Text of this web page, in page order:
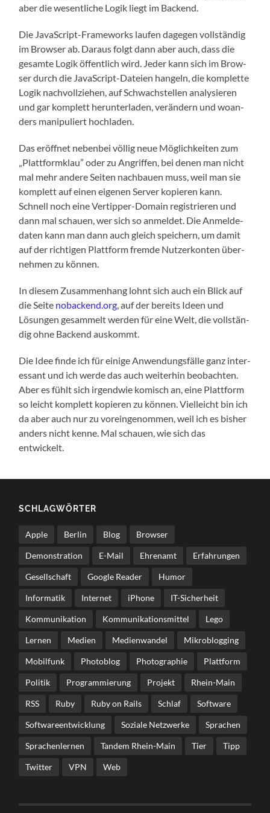
aber die wesent­li­che Logik liegt im Backend.
Die Java­Script-Frame­works lau­fen dage­gen voll­stän­dig
im Brow­ser ab. Dar­aus folgt dann aber auch, dass die
gesam­te Logik öffent­lich wird. Jeder kann sich im Brow­
ser durch die Java­Script-Datei­en han­geln, die kom­plet­te
Logik nach­voll­zie­hen, auf Schwach­stel­len ana­ly­sie­ren
und gar kom­plett her­un­ter­la­den, ver­än­dern und woan­
ders mani­pu­liert hochladen.
Das eröff­net neben­bei völ­lig neue Mög­lich­kei­ten zum
„Platt­form­klau” oder zu Angrif­fen, bei denen man nicht
mal mehr ande­re Sei­ten nach­bau­en muss, weil man sie
kom­plett auf einen eige­nen Ser­ver kopie­ren kann.
Schnell noch eine Ver­tip­per-Domain regis­trie­ren und
dann mal schau­en, wer sich so anmel­det. Die Anmel­de­
da­ten kann man dann auch gleich spei­chern, um damit
auf der rich­ti­gen Platt­form frem­de Nut­zer­kon­ten über­
neh­men zu können.
In die­sem Zusam­men­hang lohnt sich auch ein Blick auf
die Sei­te nobackend.org, auf der bereits Ideen und
Lösun­gen gesam­melt wer­den für eine Welt, die voll­stän­
dig ohne Backend auskommt.
Die Idee fin­de ich für eini­ge Anwen­dungs­fäl­le ganz inter­
es­sant und ich wer­de das auch wei­ter­hin beob­ach­ten.
Aber es fühlt sich irgend­wie komisch an, eine Platt­form
so leicht kom­plett kopie­ren zu kön­nen. Viel­leicht bin ich
da aber auch nur zu vor­ein­ge­nom­men, weil ich es bis­her
anders nicht ken­ne. Mal schau­en, wie sich das
entwickelt.
SCHLAG­WÖR­TER
Apple Berlin Blog Browser
Demonstration E-Mail Ehrenamt Erfahrungen
Gesellschaft Google Reader Humor
Informatik Internet iPhone IT-Sicherheit
Kommunikation Kommunikationsmittel Lego
Lernen Medien Medienwandel Mikroblogging
Mobilfunk Photoblog Photographie Plattform
Politik Programmierung Projekt Rhein-Main
RSS Ruby Ruby on Rails Schlaf Software
Softwareentwicklung Soziale Netzwerke Sprachen
Sprachenlernen Tandem Rhein-Main Tier Tipp
Twitter VPN Web